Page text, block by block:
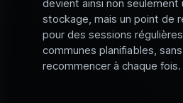
devient ainsi non seulement
stockage, mais un point de
pour des sessions
communes planifiables,
recommencer à chaque fois.